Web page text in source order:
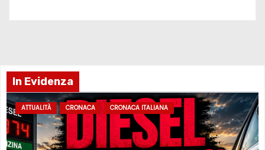
In Evidenza
ATTUALITÀ CRONACA CRONACA ITALIANA